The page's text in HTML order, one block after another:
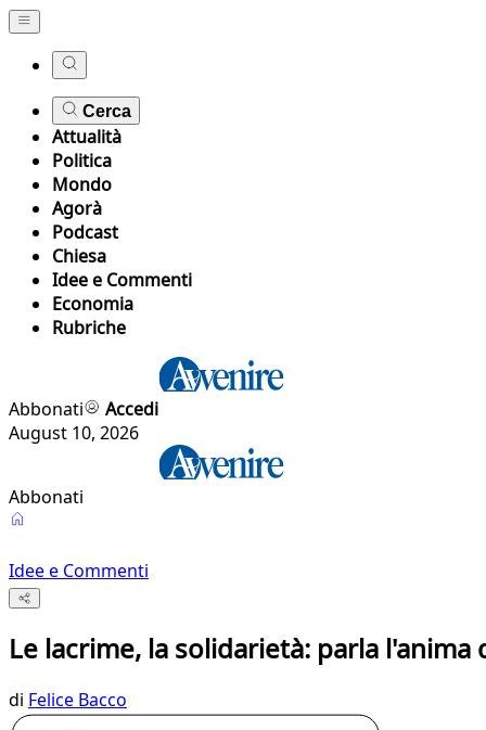
Cerca
Attualità
Politica
Mondo
Agorà
Podcast
Chiesa
Idee e Commenti
Economia
Rubriche
Abbonati
Accedi
August 10, 2026
Abbonati
Idee e Commenti
Le lacrime, la solidarietà: parla l'anima
di Felice Bacco